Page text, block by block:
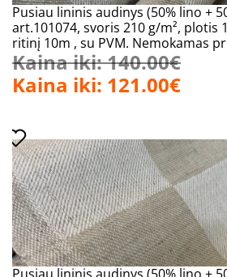
Pusiau lininis audinys (50% lino +
art.101074, svoris 210 g/m², plotis
ritinį 10m , su PVM. Nemokamas
Kaina iki: 140.00€
Kaina iki: 121.00€